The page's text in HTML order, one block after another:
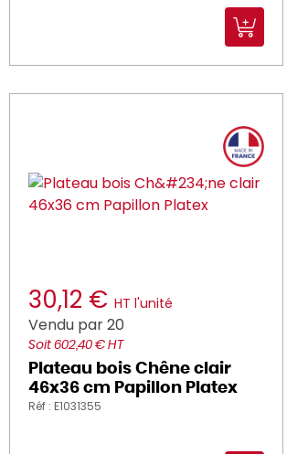
30,12 € HT l'unité
Vendu par 20
Soit 602,40 € HT
Plateau bois Chêne clair
46x36 cm Papillon Platex
Réf : E1031355